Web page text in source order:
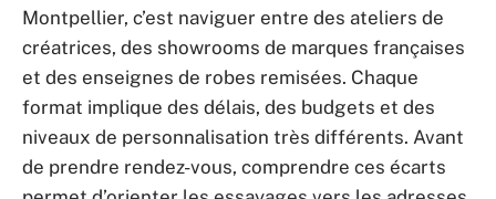
Montpellier, c’est naviguer entre des ateliers de
créatrices, des showrooms de marques françaises
et des enseignes de robes remisées. Chaque
format implique des délais, des budgets et des
niveaux de personnalisation très différents. Avant
de prendre rendez-vous, comprendre ces écarts